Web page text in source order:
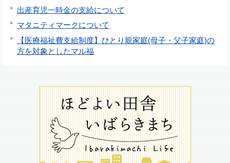
出産育児一時金の支給について
マタニティマークについて
【医療福祉費支給制度】ひとり親家庭(母子・父子家庭)の
方を対象としたマル福